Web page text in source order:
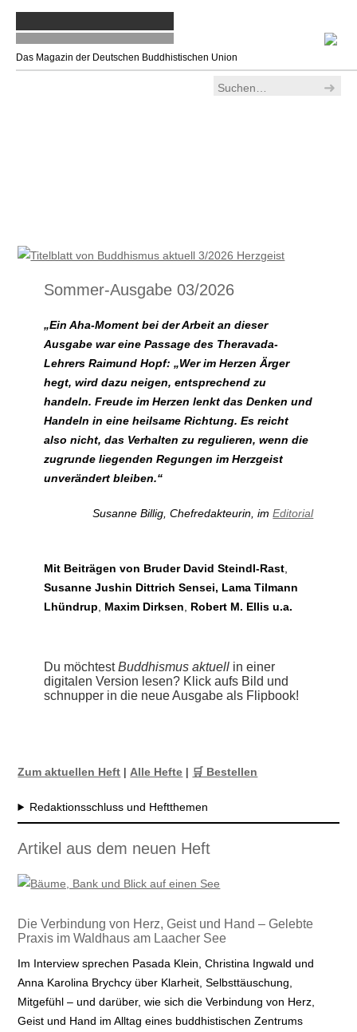
Das Magazin der Deutschen Buddhistischen Union
Sommer-Ausgabe 03/2026
„Ein Aha-Moment bei der Arbeit an dieser
Ausgabe war eine Passage des Theravada-
Lehrers Raimund Hopf: „Wer im Herzen Ärger
hegt, wird dazu neigen, entsprechend zu
handeln. Freude im Herzen lenkt das Denken und
Handeln in eine heilsame Richtung. Es reicht
also nicht, das Verhalten zu regulieren, wenn die
zugrunde liegenden Regungen im Herzgeist
unverändert bleiben.“
Susanne Billig, Chefredakteurin, imEditorial
Mit Beiträgen von Bruder David Steindl-Rast,
Susanne Jushin Dittrich Sensei, Lama Tilmann
Lhündrup
Maxim Dirksen Robert M. Ellis u.a.
Du möchtestBuddhismus aktuellin einer
digitalen Version lesen? Klick aufs Bild und
schnupper in die neue Ausgabe als Flipbook!
Zum aktuellen Heft | Alle Hefte | 🛒 Bestellen
Redaktionsschluss und Heftthemen
Artikel aus dem neuen Heft
Die Verbindung von Herz, Geist und Hand – Gelebte
Praxis im Waldhaus am Laacher See
Im Interview sprechen Pasada Klein, Christina Ingwald und
Anna Karolina Brychcy über Klarheit, Selbsttäuschung,
Mitgefühl – und darüber, wie sich die Verbindung von Herz,
Geist und Hand im Alltag eines buddhistischen Zentrums